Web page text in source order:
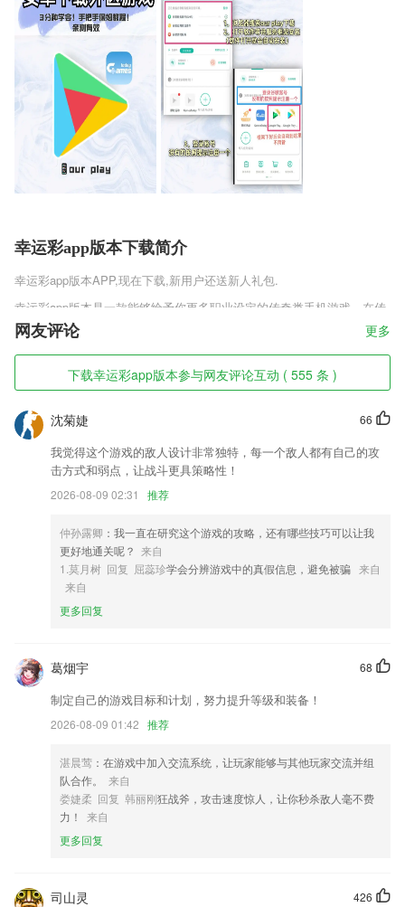
幸运彩app版本下载简介
幸运彩app版本APP,现在下载,新用户还送新人礼包.
幸运彩app版本是一款能够给予你更多职业设定的传奇类手机游戏，在传
统三职业的基础上加入了全新的职业设定，这些职业能够为你带来更多的
趣味和激情玩法。所有的战斗都是独一无二的，这些战斗也能赐予你更多
的激情，让你可以更好的去感受特有的激情。
幸运彩app版本软件特色
1,学员可以通过文字、图片、视频等多种形式秀出自我，还可在线与全国
同龄朋友聊天交友。
2,全程课程随便听，名师2265课程全部免费
3,为商户提供强大的店铺管理功能，支持管理分店、店员；
5,点一点功能：帮你轻松实现在短时间内快速连续点击
6,拥有名家注解，阅读原文的时候可以结合名家注解进行阅读理解。
幸运彩app版本软件优势
2.·直播课堂，汇集了海量的名师，为大家在线直播讲解中药知识
3.所有的高效信息都会随时的进行更新，用户可以在这里随时的进行查
4.课程设置由易到难的学习顺序，从字母、单词、短语再到句子的学习，
5.基于云服务的加密算法
6.每周一个新故事、宝宝不腻烦。新的故事新的体验，新的学习，新的成
长，每周呈送
幸运彩app版本更新了什么?
改名备忘录记事
网友评论 更多
下载幸运彩app版本参与网友评论互动 ( 555 条 )
66
沈菊婕
我觉得这个游戏的敌人设计非常独特，每一个敌人都有自己的攻
击方式和弱点，让战斗更具策略性！
2026-08-09 02:31 推荐
仲孙露卿 ：我一直在研究这个游戏的攻略，还有哪些技巧可以让我
更好地通关呢？ 来自
1.莫月树 回复 屈蕊珍学会分辨游戏中的真假信息，避免被骗 来自
来自
更多回复
68
葛烟宇
制定自己的游戏目标和计划，努力提升等级和装备！
2026-08-09 01:42 推荐
湛晨莺 ：在游戏中加入交流系统，让玩家能够与其他玩家交流并组
队合作。
来自
娄婕柔 回复 韩丽刚狂战斧，攻击速度惊人，让你秒杀敌人毫不费
力！
来自
更多回复
426
司山灵